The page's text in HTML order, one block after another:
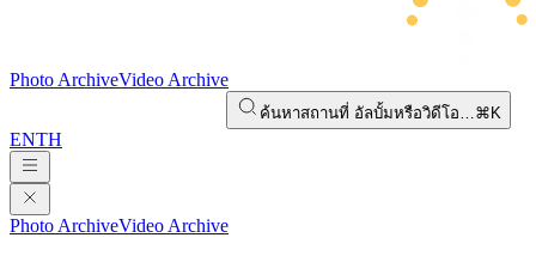
Photo ArchiveVideo Archive
ค้นหาสถานที่ อัลบั้มหรือวิดีโอ…⌘K
ENTH
Photo ArchiveVideo Archive